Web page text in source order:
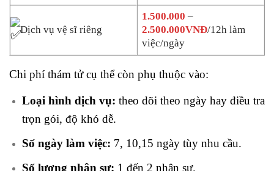
Dịch vụ vệ sĩ riêng
1.500.000 –
2.500.000VNĐ/12h làm
việc/ngày
Chi phí thám tử cụ thể còn phụ thuộc vào:
Loại hình dịch vụ: theo dõi theo ngày hay điều tra
trọn gói, độ khó dễ.
Số ngày làm việc: 7, 10,15 ngày tùy nhu cầu.
Số lượng nhân sự: 1 đến 2 nhân sự.